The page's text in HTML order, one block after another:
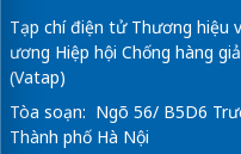
Tạp chí điện tử Thương hiệu
ương Hiệp hội Chống hàng
(Vatap)
Tòa soạn: Ngõ 56/ B5D6
Thành phố Hà Nội